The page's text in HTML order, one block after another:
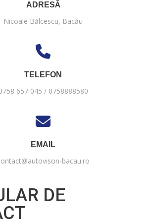
ADRESĂ
Nicoale Bălcescu, Bacău
TELEFON
657 045 / 0758888580
EMAIL
bacau.ro
DE